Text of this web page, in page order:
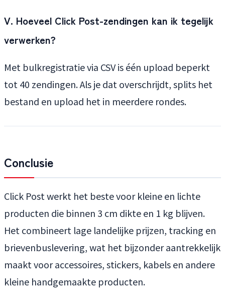
V. Hoeveel Click Post-zendingen kan ik tegelijk
verwerken?
Met bulkregistratie via CSV is één upload beperkt
tot 40 zendingen. Als je dat overschrijdt, splits het
bestand en upload het in meerdere rondes.
Conclusie
Click Post werkt het beste voor kleine en lichte
producten die binnen 3 cm dikte en 1 kg blijven.
Het combineert lage landelijke prijzen, tracking en
brievenbuslevering, wat het bijzonder aantrekkelijk
maakt voor accessoires, stickers, kabels en andere
kleine handgemaakte producten.